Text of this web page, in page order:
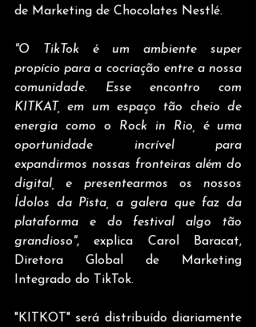
de Marketing de Chocolates Nestlé.
"O TikTok é um ambiente super
propício para a cocriação entre a nossa
comunidade. Esse encontro com
KITKAT, em um espaço tão cheio de
energia como o Rock in Rio, é uma
oportunidade incrível para
expandirmos nossas fronteiras além do
digital, e presentearmos os nossos
Ídolos da Pista, a galera que faz da
plataforma e do festival algo tão
grandioso", explica Carol Baracat,
Diretora Global de Marketing
Integrado do TikTok.
"KITKOT" será distribuído diariamente